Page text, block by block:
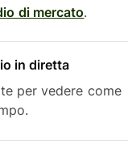
di mercato.
in diretta
per vedere come